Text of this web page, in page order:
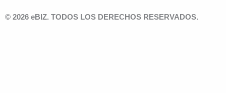
© 2026 eBIZ. TODOS LOS DERECHOS RESERVADOS.